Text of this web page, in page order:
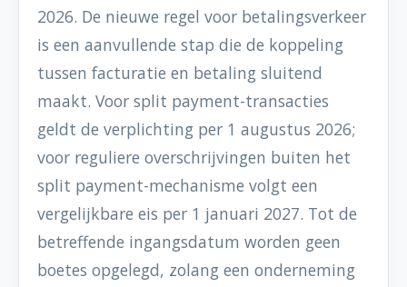
2026. De nieuwe regel voor betalingsverkeer
is een aanvullende stap die de koppeling
tussen facturatie en betaling sluitend
maakt. Voor split payment-transacties
geldt de verplichting per 1 augustus 2026;
voor reguliere overschrijvingen buiten het
split payment-mechanisme volgt een
vergelijkbare eis per 1 januari 2027. Tot de
betreffende ingangsdatum worden geen
boetes opgelegd, zolang een onderneming